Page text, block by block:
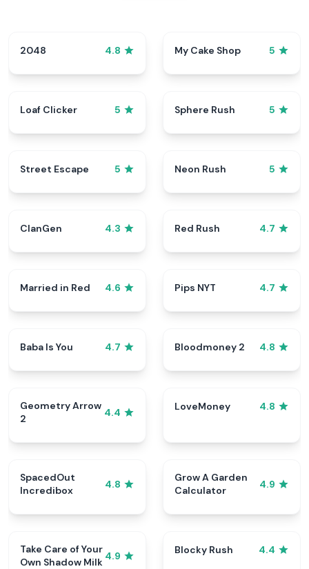
2048 4.8 My Cake Shop 5
Loaf Clicker 5 Sphere Rush 5
Street Escape 5 Neon Rush 5
ClanGen 4.3 Red Rush 4.7
Married in Red 4.6 Pips NYT 4.7
Baba Is You 4.7 Bloodmoney 2 4.8
Geometry Arrow
2
4.4
LoveMoney 4.8
SpacedOut
Incredibox
4.8
Grow A Garden
Calculator
4.9
Take Care of Your
Own Shadow Milk 4.9
Blocky Rush 4.4